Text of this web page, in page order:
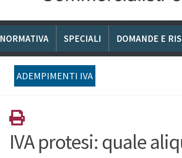
NORMATIVA SPECIALI DOMANDE E
ADEMPIMENTI IVA
IVA protesi: quale